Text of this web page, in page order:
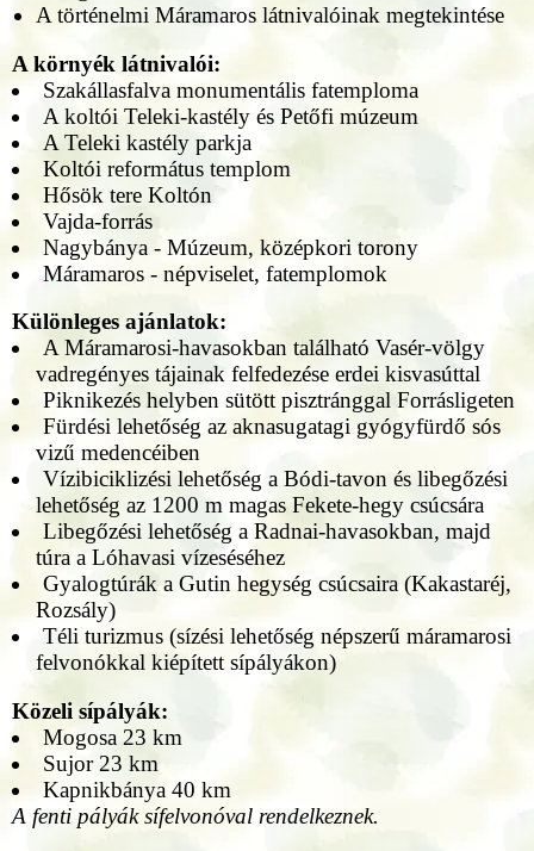
A történelmi Máramaros látnivalóinak megtekintése
A környék látnivalói:
Szakállasfalva monumentális fatemploma
A koltói Teleki-kastély és Petőfi múzeum
A Teleki kastély parkja
Koltói református templom
Hősök tere Koltón
Vajda-forrás
Nagybánya - Múzeum, középkori torony
Máramaros - népviselet, fatemplomok
Különleges ajánlatok:
A Máramarosi-havasokban található Vasér-völgy
vadregényes tájainak felfedezése erdei kisvasúttal
Piknikezés helyben sütött pisztránggal Forrásligeten
Fürdési lehetőség az aknasugatagi gyógyfürdő sós
vizű medencéiben
Vízibiciklizési lehetőség a Bódi-tavon és libegőzési
lehetőség az 1200 m magas Fekete-hegy csúcsára
Libegőzési lehetőség a Radnai-havasokban, majd
túra a Lóhavasi vízeséséhez
Gyalogtúrák a Gutin hegység csúcsaira (Kakastaréj,
Rozsály)
Téli turizmus (sízési lehetőség népszerű máramarosi
felvonókkal kiépített sípályákon)
Közeli sípályák:
Mogosa 23 km
Sujor 23 km
Kapnikbánya 40 km
A fenti pályák sífelvonóval rendelkeznek.